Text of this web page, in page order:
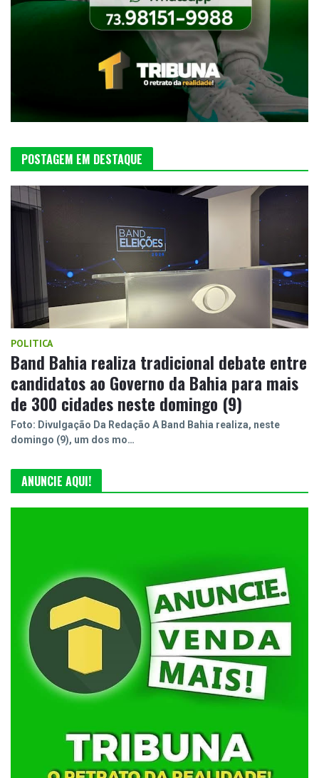
POSTAGEM EM DESTAQUE
POLITICA
Band Bahia realiza tradicional debate entre
candidatos ao Governo da Bahia para mais
de 300 cidades neste domingo (9)
Foto: Divulgação Da Redação A Band Bahia realiza, neste
domingo (9), um dos mo…
ANUNCIE AQUI!